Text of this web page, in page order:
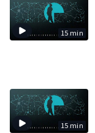
15 min
15 min